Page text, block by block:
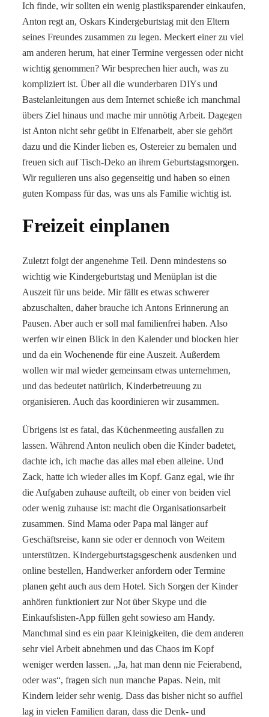
Ich finde, wir sollten ein wenig plastiksparender einkaufen,
Anton regt an, Oskars Kindergeburtstag mit den Eltern
seines Freundes zusammen zu legen. Meckert einer zu viel
am anderen herum, hat einer Termine vergessen oder nicht
wichtig genommen? Wir besprechen hier auch, was zu
kompliziert ist. Über all die wunderbaren DIYs und
Bastelanleitungen aus dem Internet schieße ich manchmal
übers Ziel hinaus und mache mir unnötig Arbeit. Dagegen
ist Anton nicht sehr geübt in Elfenarbeit, aber sie gehört
dazu und die Kinder lieben es, Ostereier zu bemalen und
freuen sich auf Tisch-Deko an ihrem Geburtstagsmorgen.
Wir regulieren uns also gegenseitig und haben so einen
guten Kompass für das, was uns als Familie wichtig ist.
Freizeit einplanen
Zuletzt folgt der angenehme Teil. Denn mindestens so
wichtig wie Kindergeburtstag und Menüplan ist die
Auszeit für uns beide. Mir fällt es etwas schwerer
abzuschalten, daher brauche ich Antons Erinnerung an
Pausen. Aber auch er soll mal familienfrei haben. Also
werfen wir einen Blick in den Kalender und blocken hier
und da ein Wochenende für eine Auszeit. Außerdem
wollen wir mal wieder gemeinsam etwas unternehmen,
und das bedeutet natürlich, Kinderbetreuung zu
organisieren. Auch das koordinieren wir zusammen.
Übrigens ist es fatal, das Küchenmeeting ausfallen zu
lassen. Während Anton neulich oben die Kinder badetet,
dachte ich, ich mache das alles mal eben alleine. Und
Zack, hatte ich wieder alles im Kopf. Ganz egal, wie ihr
die Aufgaben zuhause aufteilt, ob einer von beiden viel
oder wenig zuhause ist: macht die Organisationsarbeit
zusammen. Sind Mama oder Papa mal länger auf
Geschäftsreise, kann sie oder er dennoch von Weitem
unterstützen. Kindergeburtstagsgeschenk ausdenken und
online bestellen, Handwerker anfordern oder Termine
planen geht auch aus dem Hotel. Sich Sorgen der Kinder
anhören funktioniert zur Not über Skype und die
Einkaufslisten-App füllen geht sowieso am Handy.
Manchmal sind es ein paar Kleinigkeiten, die dem anderen
sehr viel Arbeit abnehmen und das Chaos im Kopf
weniger werden lassen. „Ja, hat man denn nie Feierabend,
oder was“, fragen sich nun manche Papas. Nein, mit
Kindern leider sehr wenig. Dass das bisher nicht so auffiel
lag in vielen Familien daran, dass die Denk- und